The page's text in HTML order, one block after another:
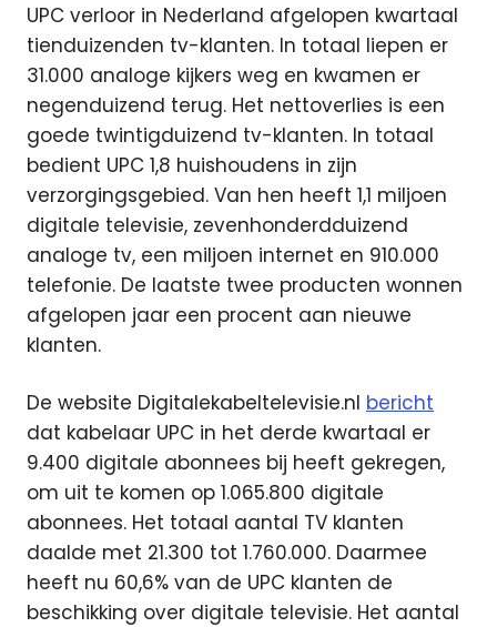
UPC verloor in Nederland afgelopen kwartaal
tienduizenden tv-klanten. In totaal liepen er
31.000 analoge kijkers weg en kwamen er
negenduizend terug. Het nettoverlies is een
goede twintigduizend tv-klanten. In totaal
bedient UPC 1,8 huishoudens in zijn
verzorgingsgebied. Van hen heeft 1,1 miljoen
digitale televisie, zevenhonderdduizend
analoge tv, een miljoen internet en 910.000
telefonie. De laatste twee producten wonnen
afgelopen jaar een procent aan nieuwe
klanten.
De website Digitalekabeltelevisie.nl bericht
dat kabelaar UPC in het derde kwartaal er
9.400 digitale abonnees bij heeft gekregen,
om uit te komen op 1.065.800 digitale
abonnees. Het totaal aantal TV klanten
daalde met 21.300 tot 1.760.000. Daarmee
heeft nu 60,6% van de UPC klanten de
beschikking over digitale televisie. Het aantal